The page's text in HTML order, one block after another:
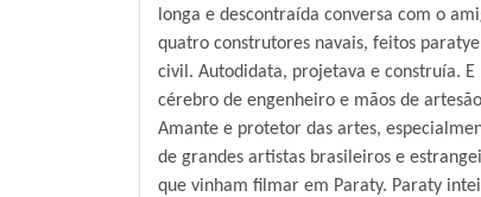
longa e descontraída conversa com o
quatro construtores navais, feitos
civil. Autodidata, projetava e construía.
cérebro de engenheiro e mãos de
Amante e protetor das artes,
de grandes artistas brasileiros e
que vinham filmar em Paraty. Paraty